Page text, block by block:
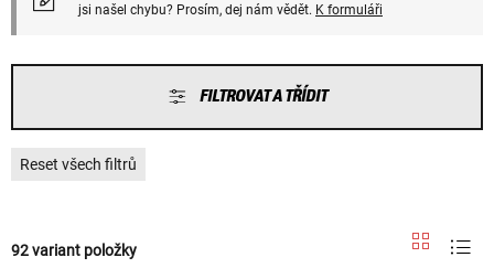
jsi našel chybu? Prosím, dej nám vědět. K formuláři
FILTROVAT A TŘÍDIT
Reset všech filtrů
92 variant položky